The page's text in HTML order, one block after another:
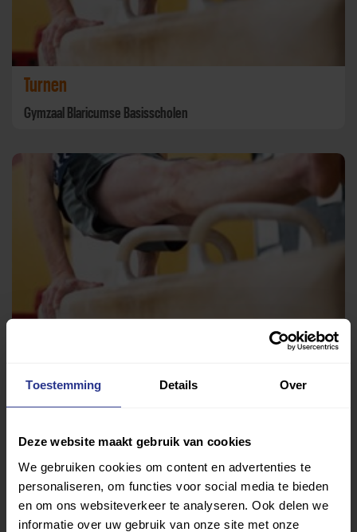
Toestemming Details Over
Deze website maakt gebruik van cookies
We gebruiken cookies om content en advertenties te
personaliseren, om functies voor social media te bieden
en om ons websiteverkeer te analyseren. Ook delen we
informatie over uw gebruik van onze site met onze
Turnen
Gymzaal Blaricumse Basisscholen